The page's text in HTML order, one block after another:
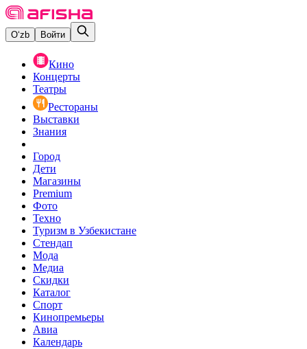
O‘zb Войти
Кино
Концерты
Театры
Рестораны
Выставки
Знания
Город
Дети
Магазины
Premium
Фото
Техно
Туризм в Узбекистане
Стендап
Мода
Медиа
Скидки
Каталог
Спорт
Кинопремьеры
Авиа
Календарь